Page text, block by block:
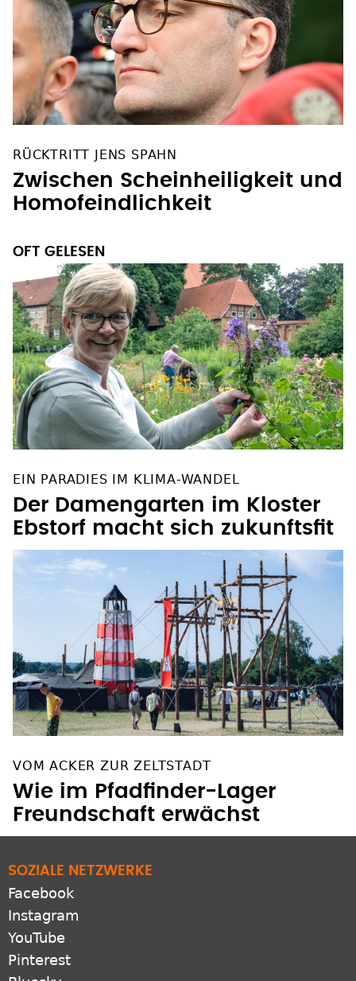
RÜCKTRITT JENS SPAHN
Zwischen Scheinheiligkeit und
Homofeindlichkeit
OFT GELESEN
EIN PARADIES IM KLIMA-WANDEL
Der Damengarten im Kloster
Ebstorf macht sich zukunftsfit
VOM ACKER ZUR ZELTSTADT
Wie im Pfadfinder-Lager
Freundschaft erwächst
SOZIALE NETZWERKE
Facebook
Instagram
YouTube
Pinterest